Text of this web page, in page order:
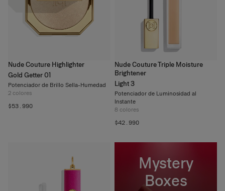
Nude Couture Highlighter
Gold Getter 01
Potenciador de Brillo Sella-Humedad
2 colores
$53.990
Nude Couture Triple Moisture
Brightener
Light 3
Potenciador de Luminosidad al
Instante
8 colores
$42.990
Mystery
Boxes